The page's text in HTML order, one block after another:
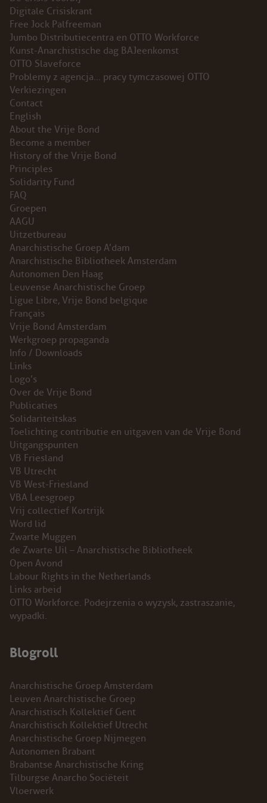
INSTAGRAM
BLUESKY
ENGLISH
ABOUT THE VRIJE BOND
PRINCIPLES
BECOME A MEMBER
SOLIDARITY FUND
HISTORY OF THE VRIJE BOND
FREE ASSOCIATION
Digitale Crisiskrant
Free Jock Palfreeman
Jumbo Distributiecentra en OTTO Workforce
Kunst-Anarchistische dag BAJeenkomst
OTTO Slaveforce
Problemy z agencja… pracy tymczasowej OTTO
Verkiezingen
Contact
English
About the Vrije Bond
Become a member
History of the Vrije Bond
Principles
Solidarity Fund
FAQ
Groepen
AAGU
Uitzetbureau
Anarchistische Groep A’dam
Anarchistische Bibliotheek Amsterdam
Autonomen Den Haag
Leuvense Anarchistische Groep
Ligue Libre, Vrije Bond belgique
Français
Vrije Bond Amsterdam
Werkgroep propaganda
Info / Downloads
Links
Logo’s
Over de Vrije Bond
Publicaties
Solidariteitskas
Toelichting contributie en uitgaven van de Vrije Bond
Uitgangspunten
VB Friesland
VB Utrecht
VB West-Friesland
VBA Leesgroep
Vrij collectief Kortrijk
Word lid
Zwarte Muggen
de Zwarte Uil – Anarchistische Bibliotheek
Open Avond
Labour Rights in the Netherlands
Links arbeid
OTTO Workforce. Podejrzenia o wyzysk, zastraszanie,
wypadki.
Blogroll
Anarchistische Groep Amsterdam
Leuven Anarchistische Groep
Anarchistisch Kollektief Gent
Anarchistisch Kollektief Utrecht
Anarchistische Groep Nijmegen
Autonomen Brabant
Brabantse Anarchistische Kring
Tilburgse Anarcho Sociëteit
Vloerwerk